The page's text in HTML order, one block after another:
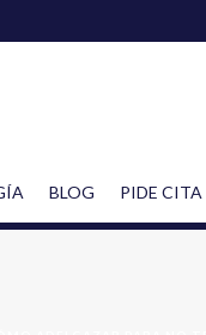
BLOG PIDE CITA